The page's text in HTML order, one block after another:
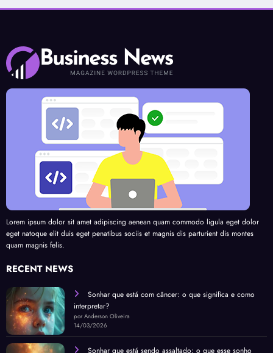
Lorem ipsum dolor sit amet adipiscing aenean quam commodo ligula eget dolor
eget natoque elit duis eget penatibus sociis et magnis dis parturient dis montes
quam magnis felis.
RECENT NEWS
Sonhar que está com câncer: o que significa e como
interpretar?
por Anderson Oliveira
14/03/2026
Sonhar que está sendo assaltado: o que esse sonho